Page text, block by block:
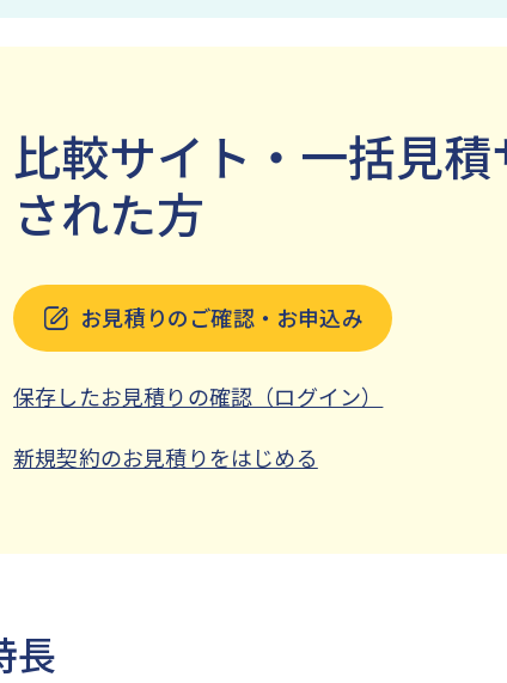
比較サイト・一括見
された方
お見積りのご確認・お申込み
保存したお見積りの確認（ログイン）
新規契約のお見積りをはじめる
長